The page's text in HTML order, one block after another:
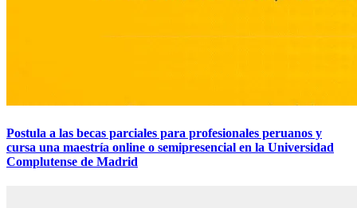
Postula a las becas parciales para profesionales peruanos y
cursa una maestría online o semipresencial en la Universidad
Complutense de Madrid